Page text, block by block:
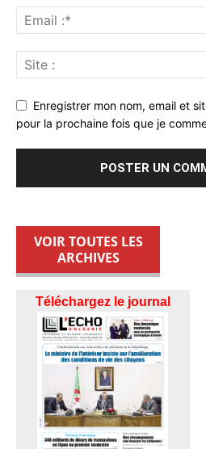
Enregistrer mon nom, email et
pour la prochaine fois que je
VOIR TOUTES LES
ARCHIVES